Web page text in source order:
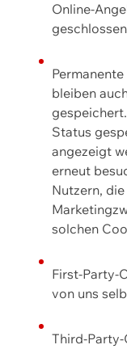
Online-
bleiben
Status
angezeigt
erneut
Nutzern,
solchen
First-Party-
von uns
Third-